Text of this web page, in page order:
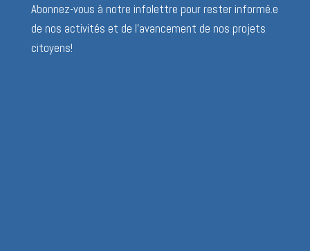
Abonnez-vous à notre infolettre pour rester informé.e
de nos activités et de l’avancement de nos projets
citoyens!